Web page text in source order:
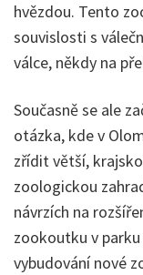
hvězdou. Tento
souvislosti s
válce, někdy na
Současně se ale
otázka, kde v
zřídit větší,
zoologickou
návrzích na
zookoutku v parku
vybudování nové